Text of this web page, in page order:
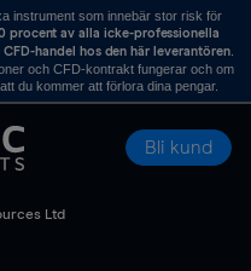
instrument som innebär stor risk för
procent av alla icke-professionella
handel hos den här leverantören.
och CFD-kontrakt fungerar och om
du kommer att förlora dina pengar.
Bli kund
Ltd